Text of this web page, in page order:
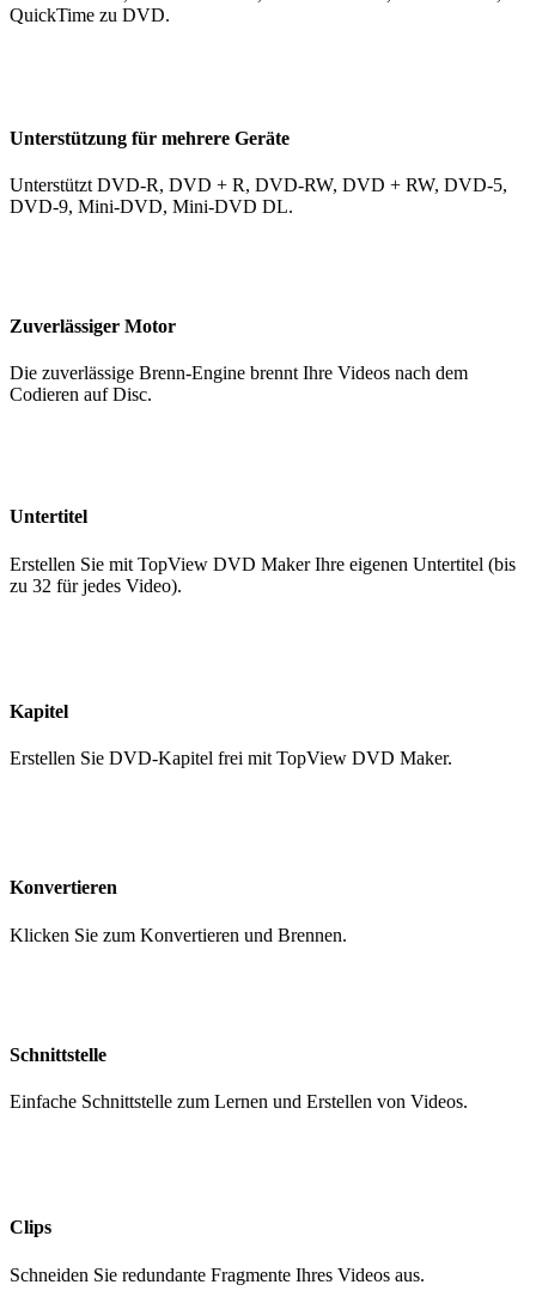
QuickTime zu DVD.
Unterstützung für mehrere Geräte
Unterstützt DVD-R, DVD + R, DVD-RW, DVD + RW, DVD-5,
DVD-9, Mini-DVD, Mini-DVD DL.
Zuverlässiger Motor
Die zuverlässige Brenn-Engine brennt Ihre Videos nach dem
Codieren auf Disc.
Untertitel
Erstellen Sie mit TopView DVD Maker Ihre eigenen Untertitel (bis
zu 32 für jedes Video).
Kapitel
Erstellen Sie DVD-Kapitel frei mit TopView DVD Maker.
Konvertieren
Klicken Sie zum Konvertieren und Brennen.
Schnittstelle
Einfache Schnittstelle zum Lernen und Erstellen von Videos.
Clips
Schneiden Sie redundante Fragmente Ihres Videos aus.